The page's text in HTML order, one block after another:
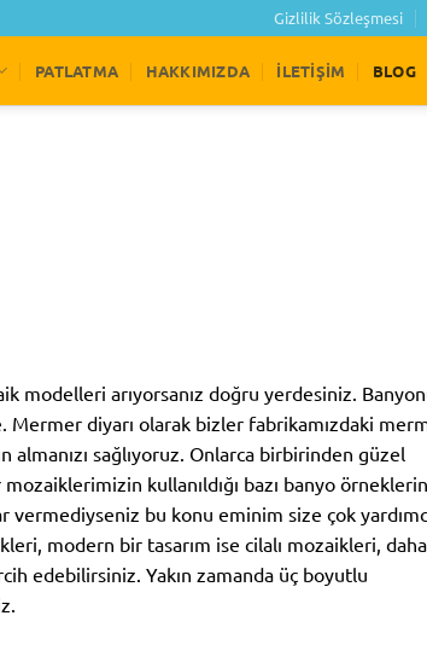
Gizlilik Sözleşmesi
PATLATMA HAKKIMIZDA İLETIŞIM BLOG
modelleri arıyorsanız doğru yerdesiniz.
diyarı olarak bizler fabrikamızdaki
almanızı sağlıyoruz. Onlarca birbirinden güzel
kullanıldığı bazı banyo
vermediyseniz bu konu eminim size çok
modern bir tasarım ise cilalı mozaikleri, daha
edebilirsiniz. Yakın zamanda üç boyutlu